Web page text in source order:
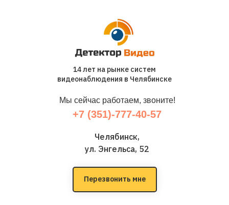
14 лет на рынке систем
видеонаблюдения в Челябинске
Мы сейчас работаем, звоните!
+7 (351)-777-40-57
Челябинск,
ул. Энгельса, 52
Перезвонить мне